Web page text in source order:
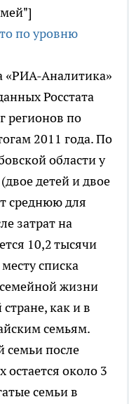
«РИА-Аналитика»
Росстата
регионов по
2011 года. По
области у
детей и двое
среднюю для
затрат на
10,2 тысячи
списка
жизни
как и в
семьям.
семьи после
около 3
семьи в